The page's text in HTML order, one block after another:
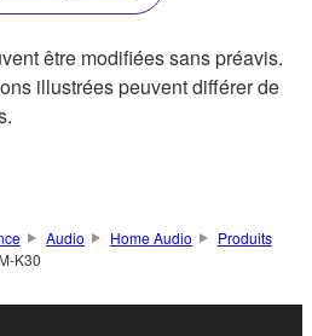
être modifiées sans préavis.
illustrées peuvent différer de
Audio Home Audio
Produits
K30